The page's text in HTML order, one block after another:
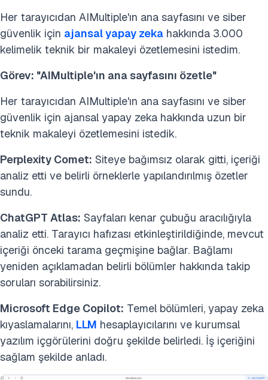
Her tarayıcıdan AIMultiple'ın ana sayfasını ve siber
güvenlik için ajansal yapay zeka hakkında 3.000
kelimelik teknik bir makaleyi özetlemesini istedim.
Görev: "AIMultiple'ın ana sayfasını özetle"
Her tarayıcıdan AIMultiple'ın ana sayfasını ve siber
güvenlik için ajansal yapay zeka hakkında uzun bir
teknik makaleyi özetlemesini istedik.
Perplexity Comet: Siteye bağımsız olarak gitti, içeriği
analiz etti ve belirli örneklerle yapılandırılmış özetler
sundu.
ChatGPT Atlas: Sayfaları kenar çubuğu aracılığıyla
analiz etti. Tarayıcı hafızası etkinleştirildiğinde, mevcut
içeriği önceki tarama geçmişine bağlar. Bağlamı
yeniden açıklamadan belirli bölümler hakkında takip
soruları sorabilirsiniz.
Microsoft Edge Copilot: Temel bölümleri, yapay zeka
kıyaslamalarını, LLM hesaplayıcılarını ve kurumsal
yazılım içgörülerini doğru şekilde belirledi. İş içeriğini
sağlam şekilde anladı.